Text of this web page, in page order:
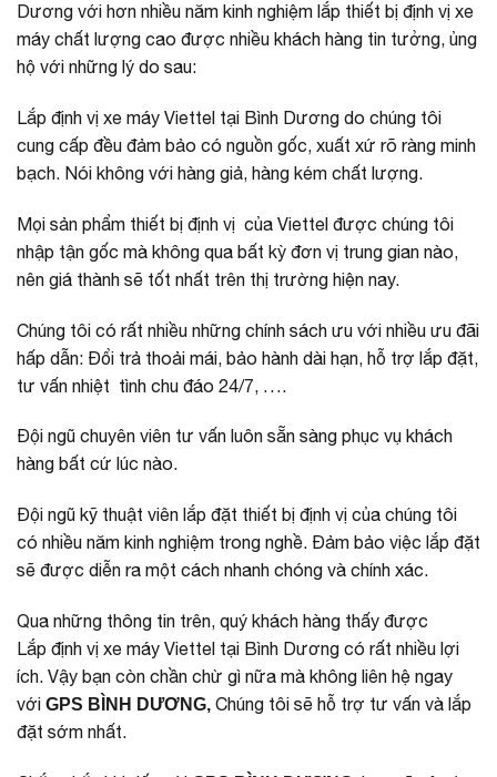
Dương với hơn nhiều năm kinh nghiệm lắp thiết bị định vị xe
máy chất lượng cao được nhiều khách hàng tin tưởng, ủng
hộ với những lý do sau:
Lắp định vị xe máy Viettel tại Bình Dương do chúng tôi
cung cấp đều đảm bảo có nguồn gốc, xuất xứ rõ ràng minh
bạch. Nói không với hàng giả, hàng kém chất lượng.
Mọi sản phẩm thiết bị định vị của Viettel được chúng tôi
nhập tận gốc mà không qua bất kỳ đơn vị trung gian nào,
nên giá thành sẽ tốt nhất trên thị trường hiện nay.
Chúng tôi có rất nhiều những chính sách ưu với nhiều ưu đãi
hấp dẫn: Đổi trả thoải mái, bảo hành dài hạn, hỗ trợ lắp đặt,
tư vấn nhiệt tình chu đáo 24/7, ….
Đội ngũ chuyên viên tư vấn luôn sẵn sàng phục vụ khách
hàng bất cứ lúc nào.
Đội ngũ kỹ thuật viên lắp đặt thiết bị định vị của chúng tôi
có nhiều năm kinh nghiệm trong nghề. Đảm bảo việc lắp đặt
sẽ được diễn ra một cách nhanh chóng và chính xác.
Qua những thông tin trên, quý khách hàng thấy được
Lắp định vị xe máy Viettel tại Bình Dương có rất nhiều lợi
ích. Vậy bạn còn chần chừ gì nữa mà không liên hệ ngay
với GPS BÌNH DƯƠNG, Chúng tôi sẽ hỗ trợ tư vấn và lắp
đặt sớm nhất.